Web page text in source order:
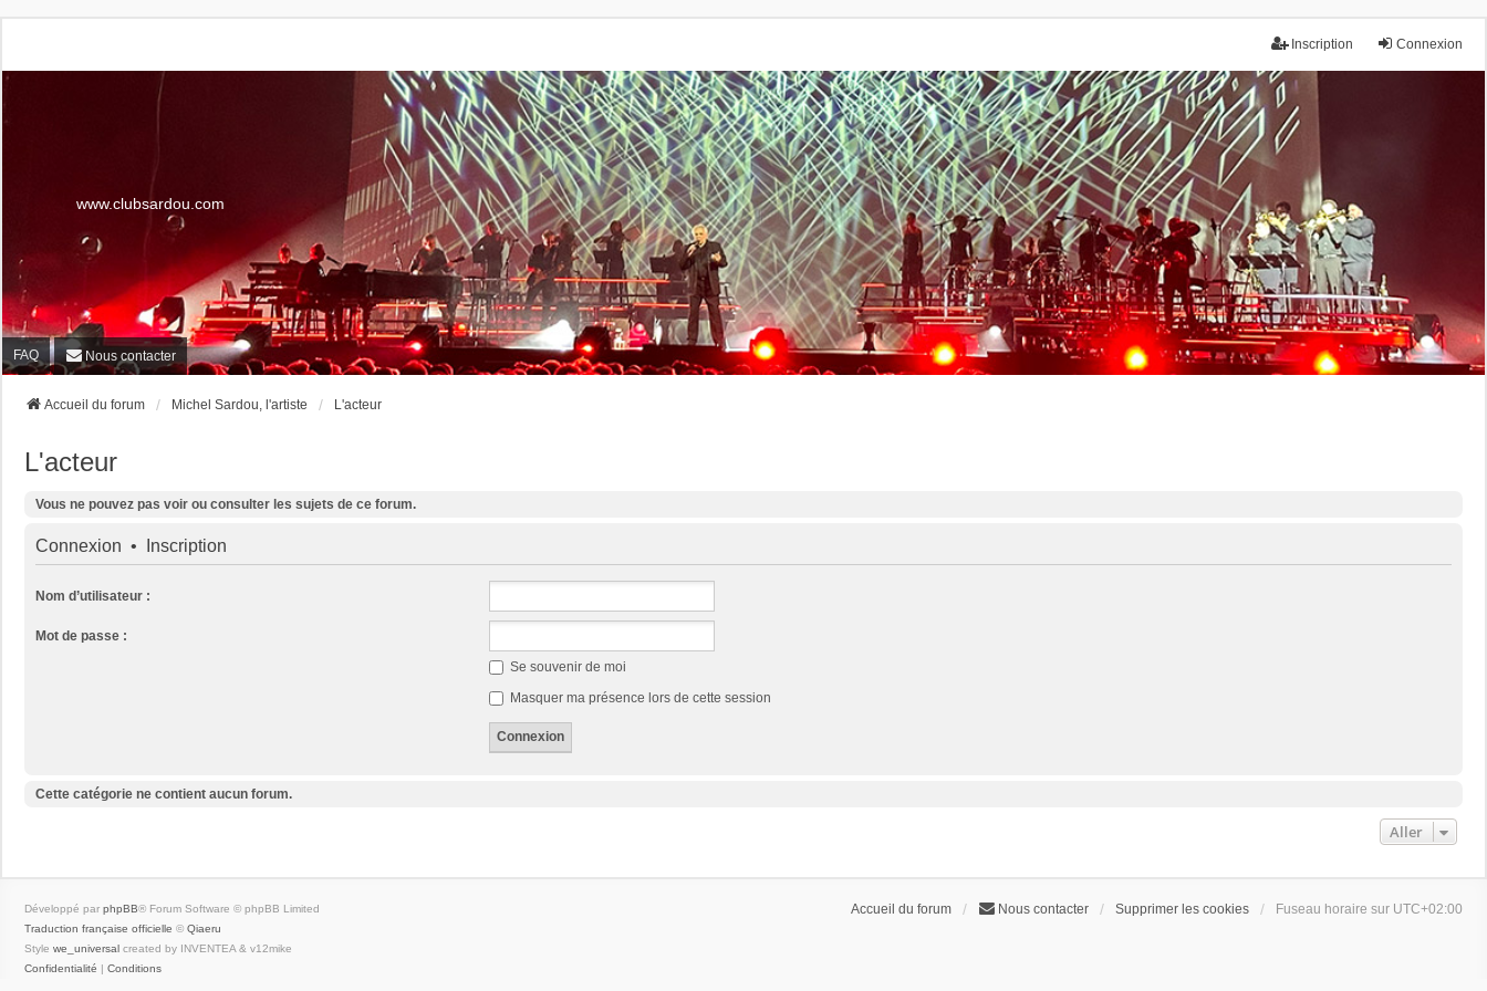
Connexion
Inscription
www.clubsardou.com
FAQ Nous contacter
Accueil du forum Michel Sardou, l'artiste L'acteur
L'acteur
Vous ne pouvez pas voir ou consulter les sujets de ce forum.
Connexion • Inscription
Nom d’utilisateur :
Mot de passe :
Se souvenir de moi
Masquer ma présence lors de cette session
Cette catégorie ne contient aucun forum.
Aller
Accueil du forum Nous contacter Supprimer les cookies Fuseau horaire sur UTC+02:00
Développé par phpBB® Forum Software © phpBB Limited
Traduction française officielle © Qiaeru
Style we_universal created by INVENTEA & v12mike
Confidentialité | Conditions